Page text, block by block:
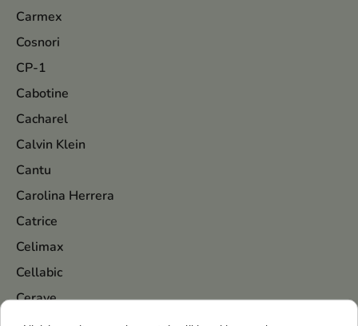
Carmex
Cosnori
CP-1
Cabotine
Cacharel
Calvin Klein
Cantu
Carolina Herrera
Catrice
Celimax
Cellabic
Cerave